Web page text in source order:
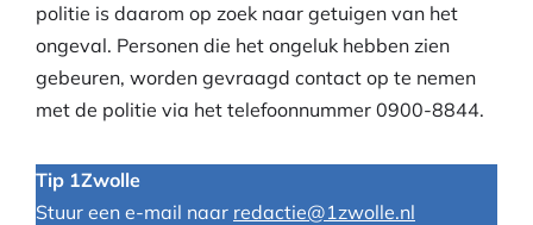
politie is daarom op zoek naar getuigen van het
ongeval. Personen die het ongeluk hebben zien
gebeuren, worden gevraagd contact op te nemen
met de politie via het telefoonnummer 0900-8844.
Tip 1Zwolle
Stuur een e-mail naar redactie@1zwolle.nl